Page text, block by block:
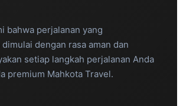
bahwa perjalanan yang
dengan rasa aman dan
setiap langkah perjalanan Anda
premium Mahkota Travel.